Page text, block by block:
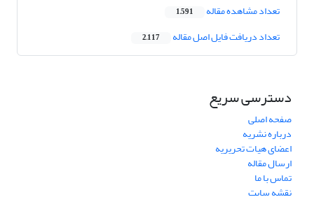
تعداد مشاهده مقاله 1,591
تعداد دریافت فایل اصل مقاله 2,117
دسترسی سریع
صفحه اصلی
درباره نشریه
اعضای هیات تحریریه
ارسال مقاله
تماس با ما
نقشه سایت